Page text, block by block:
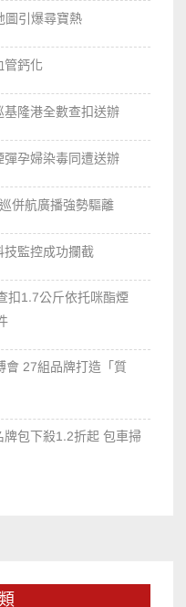
引爆尋寶熱
管鈣化
隆港全數查扣送辦
孕婦染毒同遭送辦
併航廣播強勢驅離
監控成功攔截
扣1.7公斤依托咪酯煙
會 27組品牌打造「質
包下殺1.2折起 包車掃